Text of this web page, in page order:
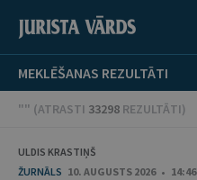
MEKLĒŠANAS REZULTĀTI
"" (ATRASTI 33298 REZULTĀTI)
ULDIS KRASTIŅŠ
ŽURNĀLS 10. AUGUSTS 2026 • 14:46